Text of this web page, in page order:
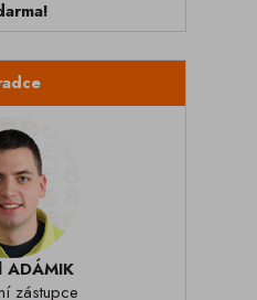
ADÁMIK
zástupce